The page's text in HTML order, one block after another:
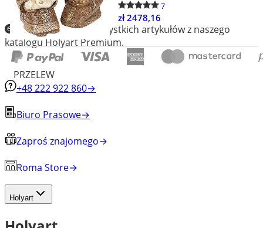
7
zł 2478,16
Darmowe wysyłki wszystkich artykułów z naszego
katalogu Holyart Premium.
PRZELEW
+48 222 922 860→
Biuro Prasowe→
Zaproś znajomego→
Roma Store→
Holyart